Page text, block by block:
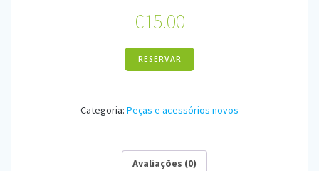
€15.00
RESERVAR
Categoria: Peças e acessórios novos
Avaliações (0)